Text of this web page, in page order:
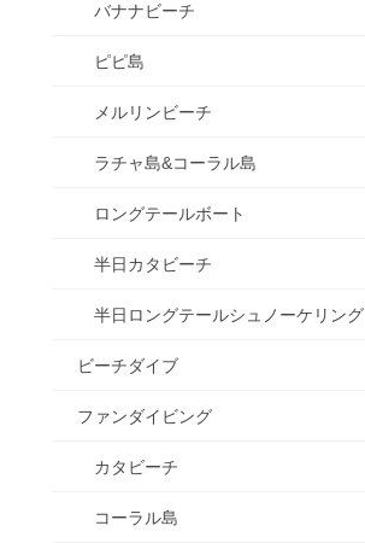
バナナビーチ
ピピ島
メルリンビーチ
ラチャ島&コーラル島
ロングテールボート
半日カタビーチ
半日ロングテールシュノーケリング
ビーチダイブ
ファンダイビング
カタビーチ
コーラル島